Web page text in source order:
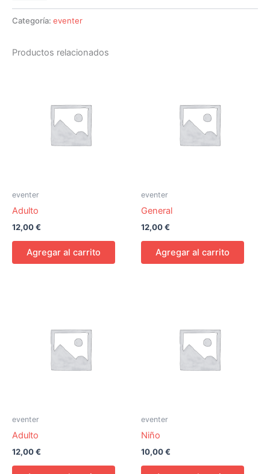
Categoría: eventer
Productos relacionados
eventer
Adulto
12,00€
Agregar al carrito
eventer
General
12,00€
Agregar al carrito
eventer
Adulto
12,00€
eventer
Niño
10,00€